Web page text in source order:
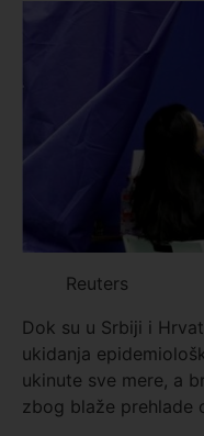
Reuters
Dok su u Srbiji i
ukidanja
ukinute sve mere, a
zbog blaže prehlade